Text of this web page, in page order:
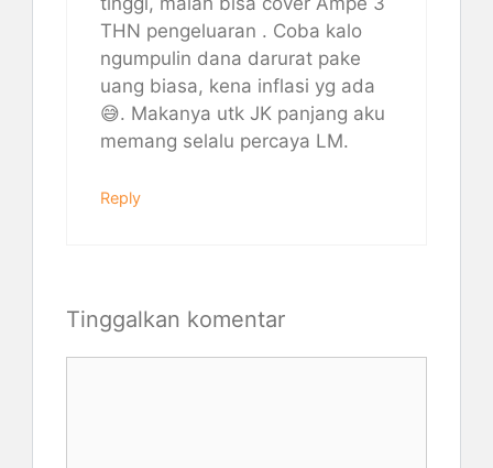
THN pengeluaran . Coba kalo
ngumpulin dana darurat pake
uang biasa, kena inflasi yg ada
😅. Makanya utk JK panjang aku
memang selalu percaya LM.
Reply
Tinggalkan komentar